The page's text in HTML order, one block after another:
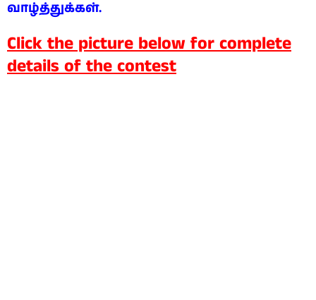
வாழ்த்துக்கள்.
Click the picture below for complete
details of the contest